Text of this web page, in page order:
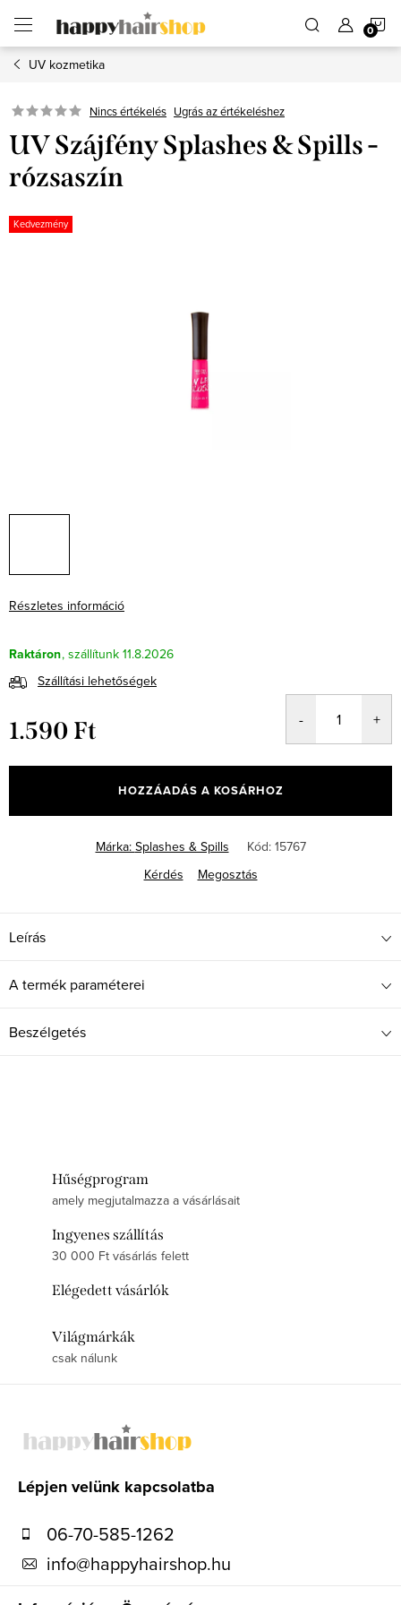
fő
tartalomhozUV kozmetika
Nincs értékelés Ugrás az értékeléshez
UV Szájfény Splashes & Spills -
rózsaszín
Kedvezmény
Részletes információ
Raktáron
11.8.2026
Szállítási lehetőségek
1.590 Ft
HOZZÁADÁS A KOSÁRHOZ
Márka: Splashes & Spills Kód: 15767
Kérdés
Megosztás
Leírás
A termék paraméterei
Beszélgetés
Hűségprogram
amely megjutalmazza a vásárlásait
Ingyenes szállítás
30 000 Ft vásárlás felett
Elégedett vásárlók
Világmárkák
csak nálunk
Lépjen velünk kapcsolatba
06-70-585-1262
info@happyhairshop.hu